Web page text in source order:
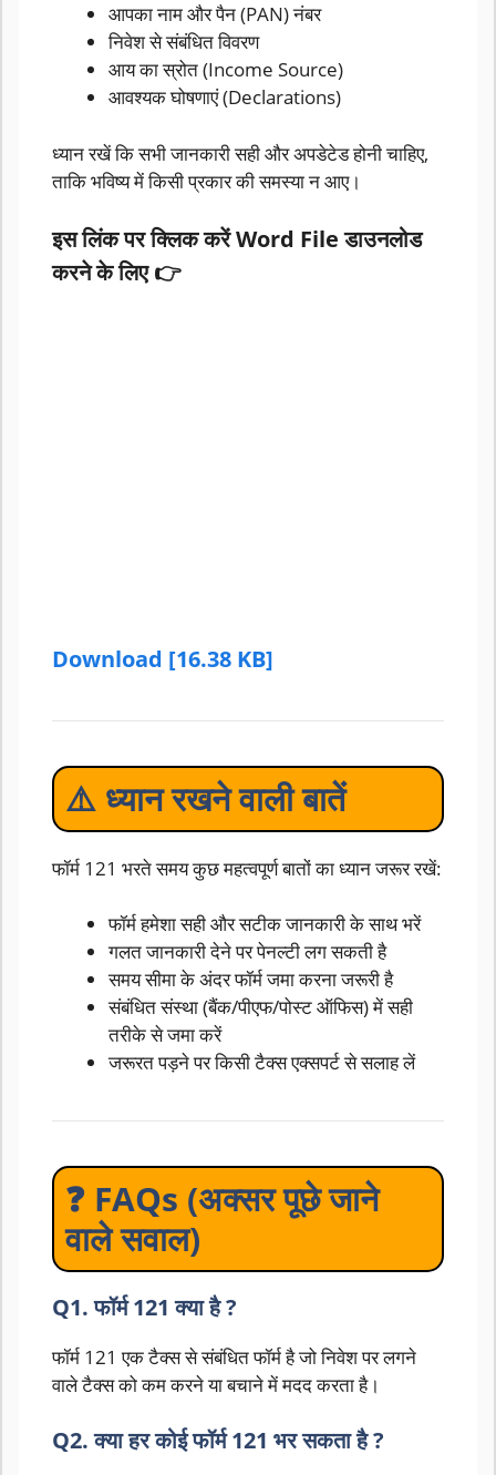
आपका नाम और पैन (PAN) नंबर
निवेश से संबंधित विवरण
आय का स्रोत (Income Source)
आवश्यक घोषणाएं (Declarations)
ध्यान रखें कि सभी जानकारी सही और अपडेटेड होनी चाहिए,
ताकि भविष्य में किसी प्रकार की समस्या न आए।
इस लिंक पर क्लिक करें Word File डाउनलोड
करने के लिए 👉
Download [16.38 KB]
⚠️ ध्यान रखने वाली बातें
फॉर्म 121 भरते समय कुछ महत्वपूर्ण बातों का ध्यान जरूर रखें:
फॉर्म हमेशा सही और सटीक जानकारी के साथ भरें
गलत जानकारी देने पर पेनल्टी लग सकती है
समय सीमा के अंदर फॉर्म जमा करना जरूरी है
संबंधित संस्था (बैंक/पीएफ/पोस्ट ऑफिस) में सही
तरीके से जमा करें
जरूरत पड़ने पर किसी टैक्स एक्सपर्ट से सलाह लें
❓ FAQs (अक्सर पूछे जाने
वाले सवाल)
Q1. फॉर्म 121 क्या है ?
फॉर्म 121 एक टैक्स से संबंधित फॉर्म है जो निवेश पर लगने
वाले टैक्स को कम करने या बचाने में मदद करता है।
Q2. क्या हर कोई फॉर्म 121 भर सकता है ?